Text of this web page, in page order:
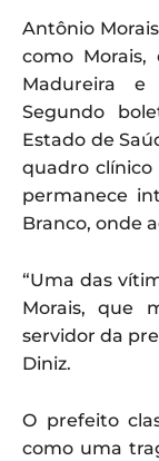
Antônio
como
Madureira e
Segundo
Estado de
quadro
permanece
Branco, onde
“Uma das
Morais, que
servidor da
Diniz.
O prefeito
como uma